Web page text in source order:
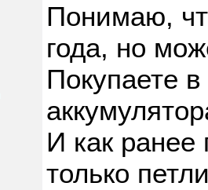
Понимаю,
года, но
Покупаете
И как ранее
только